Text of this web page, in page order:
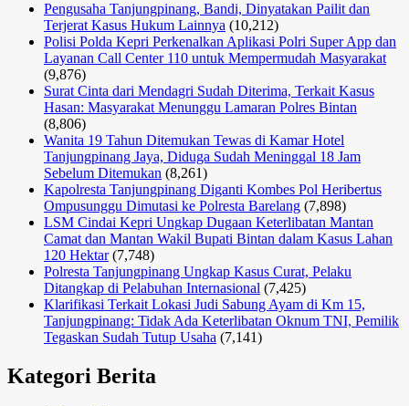
Pengusaha Tanjungpinang, Bandi, Dinyatakan Pailit dan
Terjerat Kasus Hukum Lainnya (10,212)
Polisi Polda Kepri Perkenalkan Aplikasi Polri Super App dan
Layanan Call Center 110 untuk Mempermudah Masyarakat
(9,876)
Surat Cinta dari Mendagri Sudah Diterima, Terkait Kasus
Hasan: Masyarakat Menunggu Lamaran Polres Bintan
(8,806)
Wanita 19 Tahun Ditemukan Tewas di Kamar Hotel
Tanjungpinang Jaya, Diduga Sudah Meninggal 18 Jam
Sebelum Ditemukan (8,261)
Kapolresta Tanjungpinang Diganti Kombes Pol Heribertus
Ompusunggu Dimutasi ke Polresta Barelang (7,898)
LSM Cindai Kepri Ungkap Dugaan Keterlibatan Mantan
Camat dan Mantan Wakil Bupati Bintan dalam Kasus Lahan
120 Hektar (7,748)
Polresta Tanjungpinang Ungkap Kasus Curat, Pelaku
Ditangkap di Pelabuhan Internasional (7,425)
Klarifikasi Terkait Lokasi Judi Sabung Ayam di Km 15,
Tanjungpinang: Tidak Ada Keterlibatan Oknum TNI, Pemilik
Tegaskan Sudah Tutup Usaha (7,141)
Kategori Berita